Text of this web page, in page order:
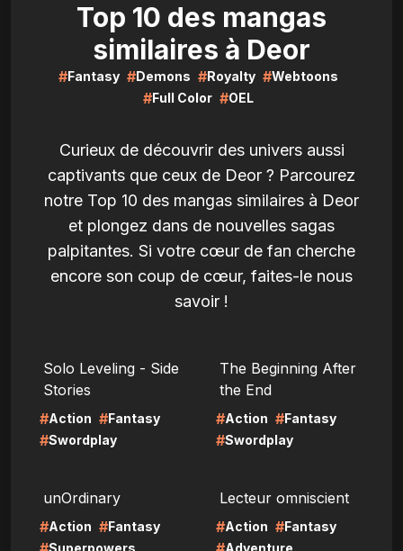
Top 10 des mangas
similaires à Deor
#Fantasy #Demons #Royalty #Webtoons
#Full Color #OEL
Curieux de découvrir des univers aussi
captivants que ceux de Deor ? Parcourez
notre Top 10 des mangas similaires à Deor
et plongez dans de nouvelles sagas
palpitantes. Si votre cœur de fan cherche
encore son coup de cœur, faites-le nous
savoir !
Solo Leveling - Side
Stories
#Action #Fantasy
#Swordplay
The Beginning After
the End
#Action #Fantasy
#Swordplay
unOrdinary
#Action #Fantasy
Superpowers
Lecteur omniscient
#Action #Fantasy
Adventure